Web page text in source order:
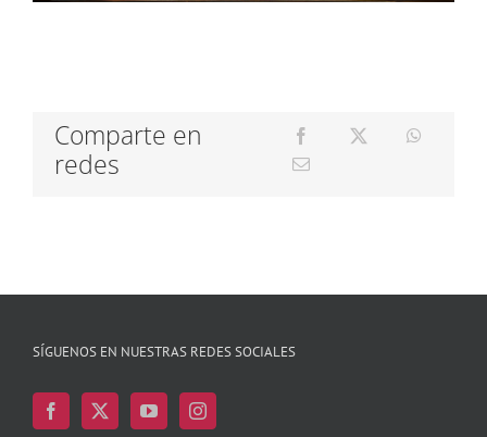
Comparte en
redes
SÍGUENOS EN NUESTRAS REDES SOCIALES